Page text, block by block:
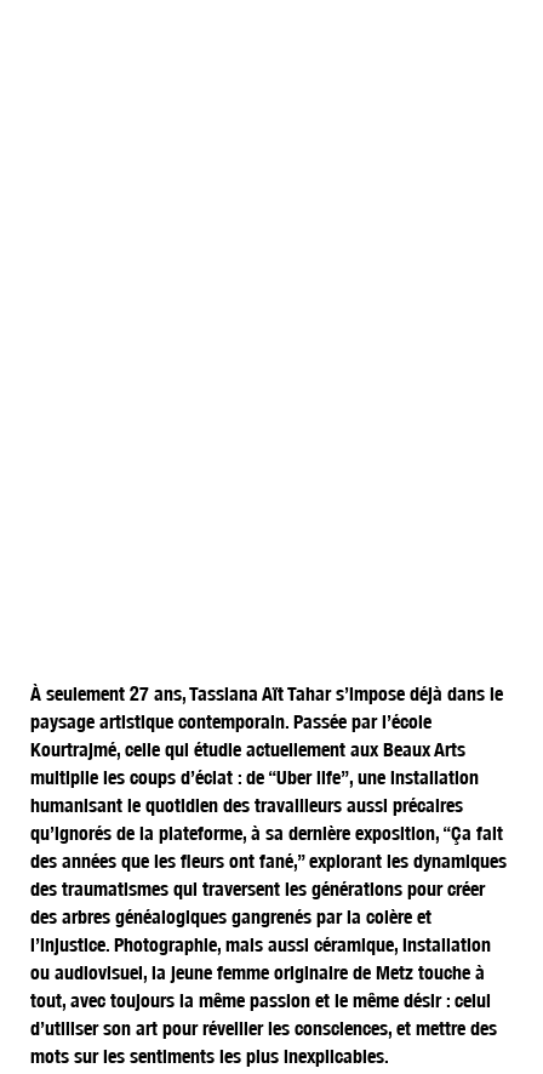
À seulement 27 ans, Tassiana Aït Tahar s’impose déjà dans le
paysage artistique contemporain. Passée par l’école
Kourtrajmé, celle qui étudie actuellement aux Beaux Arts
multiplie les coups d’éclat : de “Uber life”, une installation
humanisant le quotidien des travailleurs aussi précaires
qu’ignorés de la plateforme, à sa dernière exposition, “Ça fait
des années que les fleurs ont fané,” explorant les dynamiques
des traumatismes qui traversent les générations pour créer
des arbres généalogiques gangrenés par la colère et
l’injustice. Photographie, mais aussi céramique, installation
ou audiovisuel, la jeune femme originaire de Metz touche à
tout, avec toujours la même passion et le même désir : celui
d’utiliser son art pour réveiller les consciences, et mettre des
mots sur les sentiments les plus inexplicables.